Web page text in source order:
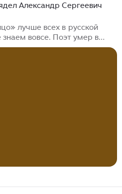
Александр Сергеевич
лучше всех в русской
вовсе. Поэт умер в
того, как в мире объявили об